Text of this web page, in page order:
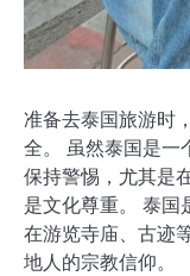
准备去泰国旅游时
全。 虽然泰国是一
保持警惕，尤其是
是文化尊重。 泰国
在游览寺庙、古迹
地人的宗教信仰。